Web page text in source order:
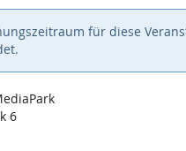
für diese
6